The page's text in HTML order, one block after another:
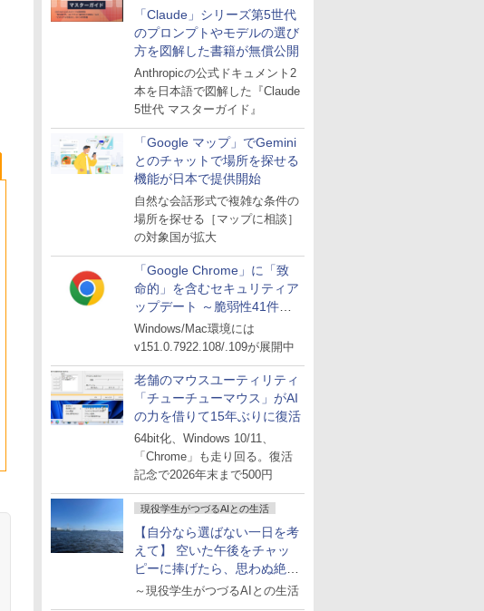
「Claude」シリーズ第5世代
のプロンプトやモデルの選び
方を図解した書籍が無償公開
Anthropicの公式ドキュメント2
本を日本語で図解した『Claude
5世代 マスターガイド』
「Google マップ」でGemini
とのチャットで場所を探せる
機能が日本で提供開始
自然な会話形式で複雑な条件の
場所を探せる［マップに相談］
の対象国が拡大
「Google Chrome」に「致
命的」を含むセキュリティア
ップデート ～脆弱性41件に
対処
Windows/Mac環境には
v151.0.7922.108/.109が展開中
老舗のマウスユーティリティ
「チューチューマウス」がAI
の力を借りて15年ぶりに復活
64bit化、Windows 10/11、
「Chrome」も走り回る。復活
記念で2026年末まで500円
現役学生がつづるAIとの生活
【自分なら選ばない一日を考
えて】 空いた午後をチャッ
ピーに捧げたら、思わぬ絶景
に出会った話
～現役学生がつづるAIとの生活